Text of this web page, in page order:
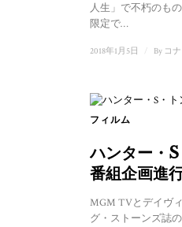
人生」で不朽のもの
限定で…
2018年1月5日 By コ
フィルム
ハンター・
番組企画進
MGM TVとデイヴ
グ・ストーンズ誌